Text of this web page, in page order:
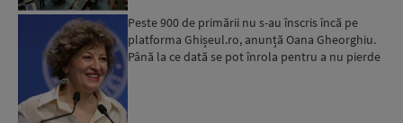
Peste 900 de primării nu s-au înscris încă pe
platforma Ghișeul.ro, anunță Oana Gheorghiu.
Până la ce dată se pot înrola pentru a nu pierde